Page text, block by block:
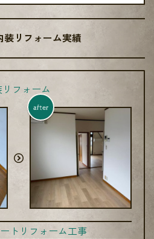
装リフォーム実績
フォーム
after
トリフォーム工事